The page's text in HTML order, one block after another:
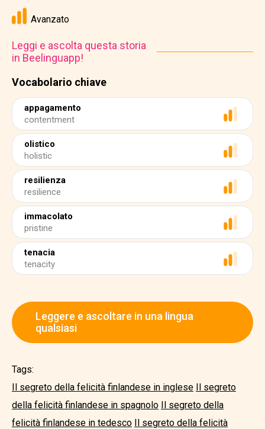
Vocabolario chiave
appagamento
contentment
olistico
holistic
resilienza
resilience
immacolato
pristine
tenacia
tenacity
Avanzato
Leggi e ascolta questa storia
in Beelinguapp!
Leggere e ascoltare in una lingua
qualsiasi
Tags:
Il segreto della felicità finlandese in inglese Il segreto
della felicità finlandese in spagnolo Il segreto della
felicità finlandese in tedesco Il segreto della felicità